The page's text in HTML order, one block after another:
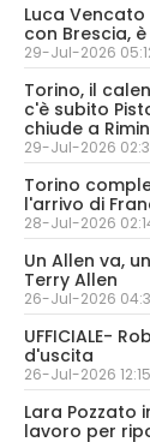
Luca
con Brescia,
29-Jul-2026
Torino, il
c'è subito
chiude a
29-Jul-2026
Torino
l'arrivo di
28-Jul-2026
Un Allen va,
Terry Allen
26-Jul-2026
UFFICIALE-
d'uscita
26-Jul-2026 12:15
Lara Pozzato
lavoro per